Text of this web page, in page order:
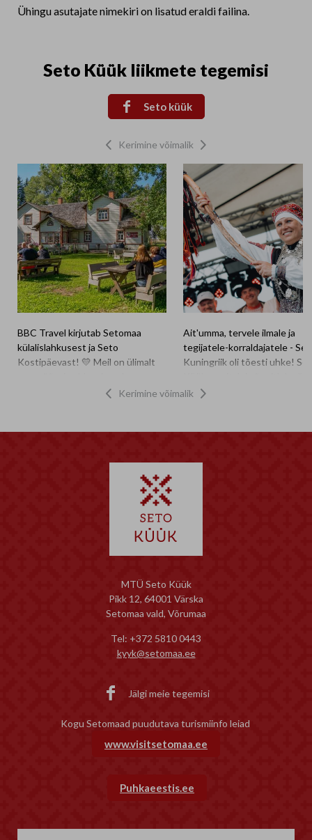
Ühingu asutajate nimekiri on lisatud eraldi failina.
Seto Küük liikmete tegemisi
 Seto küük
 Kerimine võimalik 
BBC Travel kirjutab Setomaa
külalislahkusest ja Seto
Kostipäevast! 💛 Meil on ülimalt
tuntud reisi- ja kultuuriportaal
teiste hulgas sai tähelepanu ka
kohvikutepäev! Artikli autor
külastas meid möödunud suvel ja
tänu sellele saavad nüüd miljonid
inimesed üle maailma osa Setomaa
kohvikute vahetust meeleolust ja
soojast vastuvõtust. Boonusena
Kostipäeva kohvikutes. 📖 Loe
https://www.bbc.com/travel/article/20260731-
into-their-backyards-each-
summer ✨ Tule ja koge seda kõike
augustil Seto Kostipäeval! Each
summer, home gardens, garages
across Estonia become temporary
cafes open to anyone.
Ait'umma, tervele ilmale ja
tegijatele-korraldajatele -
Kuningriik oli tõesti uhke!
tiitliga pärjatuid! 👑 Setomaa
Söögikraamiga seotud
meel on sellest, et paljud
Täpsi ( nr 5 ) 🥧Kuninga
pirukameister – Lily Ainik ( nr
Kuninga sõirameister – Kati
sõirameister – Epp Pikalev (
🍺Kuninga õllemeister – Aivar
Kuninga taarimeister – Paul
taarimeister – Paul Sõrmus
🍷Kuninga veinimeister –
Rahva lemmik han´sa-ajaja –
 Kerimine võimalik 
MTÜ Seto Küük
Pikk 12, 64001 Värska
Setomaa vald, Võrumaa
Tel: +372 5810 0443
kyyk@setomaa.ee
 Jälgi meie tegemisi
Kogu Setomaad puudutava turismiinfo leiad
www.visitsetomaa.ee
Puhkaeestis.ee